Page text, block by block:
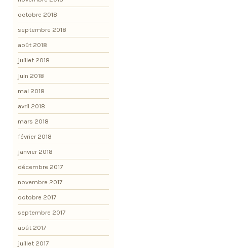
octobre 2018
septembre 2018
août 2018
juillet 2018
juin 2018
mai 2018
avril 2018
mars 2018
février 2018
janvier 2018
décembre 2017
novembre 2017
octobre 2017
septembre 2017
août 2017
juillet 2017